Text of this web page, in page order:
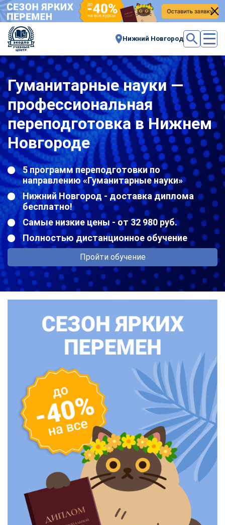
Нижний Новгород
Гуманитарные науки —
профессиональная
переподготовка в Нижнем
Новгороде
5 программ переподготовки по
направлению «Гуманитарные науки»
Нижний Новгород - доставка диплома
бесплатно!
Самые низкие цены - от 32 980 руб.
Полностью дистанционное обучение
Пройти обучение